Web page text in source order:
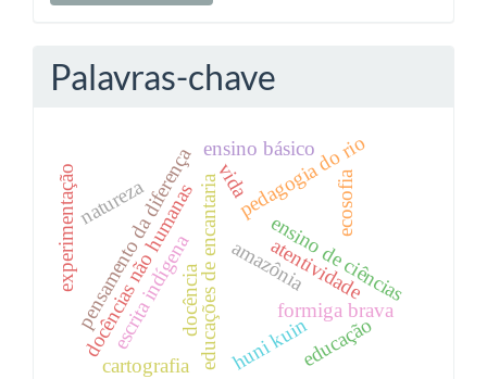
Palavras-chave
formiga brava
amazônia
educações de encantaria
docências não humanas educação
pensamento da diferença
docência
vida
ensino de ciências
pedagogia do rio
ecosofia
cartografia
escrita indígena huni kuin
atentividade
natureza
ensino básico
experimentação